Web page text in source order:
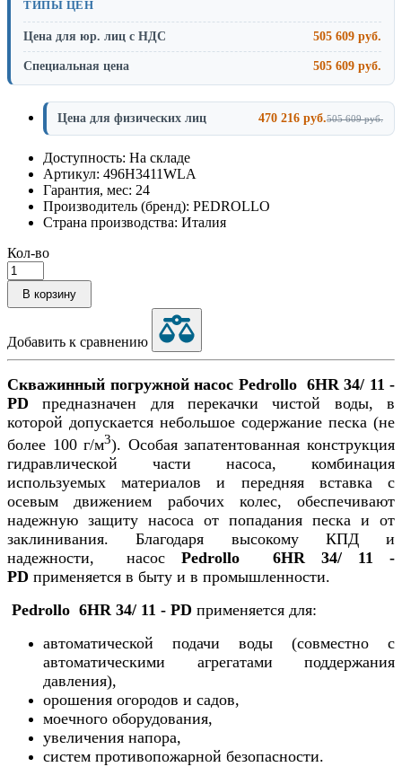
ТИПЫ ЦЕН
Цена для юр. лиц с НДС 505 609 руб.
Специальная цена 505 609 руб.
Цена для физических лиц 470 216 руб.505 609 руб.
Доступность: На складе
Артикул: 496H3411WLA
Гарантия, мес: 24
Производитель (бренд): PEDROLLO
Страна производства: Италия
Кол-во
В корзину
Добавить к сравнению
Скважинный погружной насос Pedrollo 6HR 34/ 11 -
PD предназначен для перекачки чистой воды, в
которой допускается небольшое содержание песка (не
более 100 г/м3). Особая запатентованная конструкция
гидравлической части насоса, комбинация
используемых материалов и передняя вставка с
осевым движением рабочих колес, обеспечивают
надежную защиту насоса от попадания песка и от
заклинивания. Благодаря высокому КПД и
надежности, насосPedrollo 6HR 34/ 11 -
PD применяется в быту и в промышленности.
Pedrollo 6HR 34/ 11 - PD применяется для:
автоматической подачи воды (совместно с
автоматическими агрегатами поддержания
давления),
орошения огородов и садов,
моечного оборудования,
увеличения напора,
систем противопожарной безопасности.